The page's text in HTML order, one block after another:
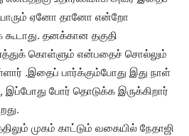
யாரும் ஏனோ தானோ என்றோ
தனக்கான தகுதி
கொள்ளும் என்பதைச் சொல்லும்
.இதைப் பார்க்கும்போது இது நாள்
இப்போது போர் தொடுக்க இருக்கிறார்
முகம் காட்டும் வகையில் நேதாஜி